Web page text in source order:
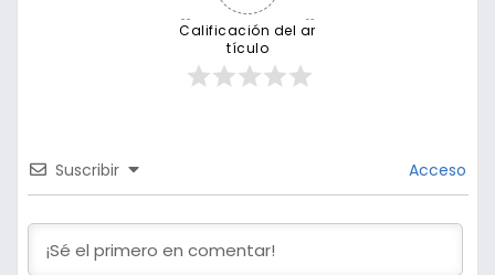
Calificación del ar
tículo
Suscribir Acceso